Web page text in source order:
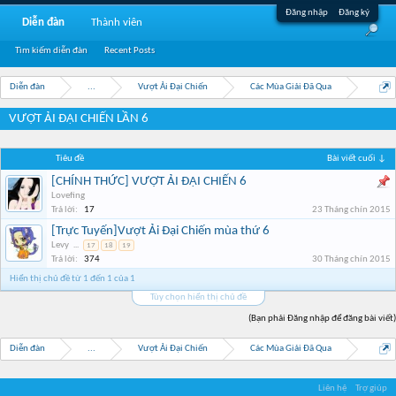
Đăng nhập Đăng ký
Diễn đàn ... Vượt Ải Đại Chiến Các Mùa Giải Đã Qua
VƯỢT ẢI ĐẠI CHIẾN LẦN 6
Tiêu đề Bài viết cuối ↓
[CHÍNH THỨC] VƯỢT ẢI ĐẠI CHIẾN 6
Lovefing
Trả lời:
17 23 Tháng chín 2015
[Trực Tuyến]Vượt Ải Đại Chiến mùa thứ 6
Levy ... 17 18 19
Trả lời: 374
30 Tháng chín 2015
Hiển thị chủ đề từ 1 đến 1 của 1
Tùy chọn hiển thị chủ đề
(Bạn phải Đăng nhập để đăng bài viết)
Diễn đàn ... Vượt Ải Đại Chiến Các Mùa Giải Đã Qua
Diễn đàn
Tìm kiếm diễn đàn Recent Posts
Thành viên
Liên hệ Trợ giúp